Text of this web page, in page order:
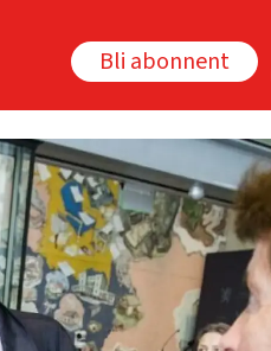
Bli abonnent